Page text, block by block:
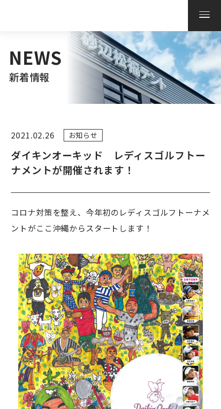
NEWS
新着情報
ダイキンオーキッド レディスゴルフトー
ナメントが開催されます！
2021.02.26 お知らせ
コロナ対策を整え、今年初のレディスゴルフトーナメ
ントがここ沖縄からスタートします！